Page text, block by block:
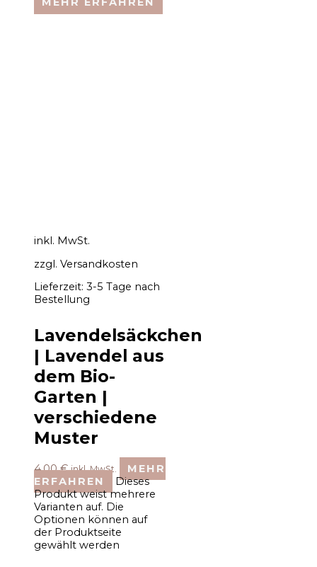
inkl. MwSt.
zzgl. Versandkosten
Lieferzeit: 3-5 Tage nach
Bestellung
Lavendelsäckchen
| Lavendel aus
dem Bio-
Garten |
verschiedene
Muster
4,00€ inkl. MwSt.
MEHR
ERFAHREN
Dieses
Produkt weist mehrere
Varianten auf. Die
Optionen können auf
der Produktseite
gewählt werden